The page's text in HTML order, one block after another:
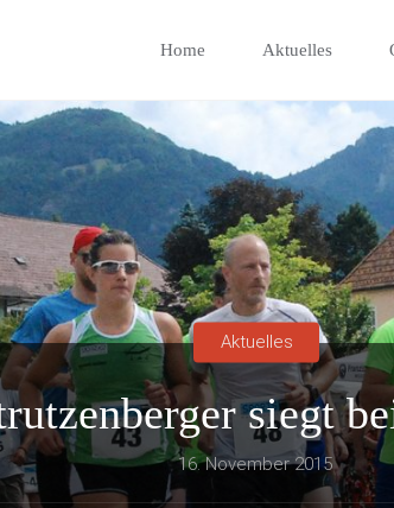
content
Home Aktuelles
siegt
16. November 2015
Aktuelles